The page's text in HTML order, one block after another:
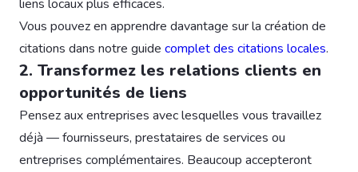
liens locaux plus efficaces.
Vous pouvez en apprendre davantage sur la création de
citations dans notre guide complet des citations locales.
2. Transformez les relations clients en
opportunités de liens
Pensez aux entreprises avec lesquelles vous travaillez
déjà — fournisseurs, prestataires de services ou
entreprises complémentaires. Beaucoup accepteront